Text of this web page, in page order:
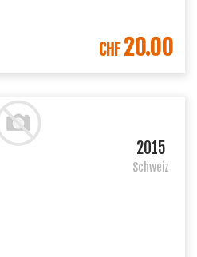
IN DEN WARENKORB
CHF20.00
2015
Schweiz